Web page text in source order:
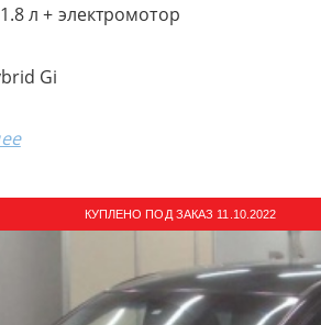
л + электромотор
Gi
КУПЛЕНО ПОД ЗАКАЗ 11.10.2022